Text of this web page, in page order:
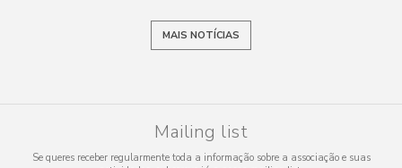
MAIS NOTÍCIAS
Mailing list
Se queres receber regularmente toda a informação sobre a associação e suas